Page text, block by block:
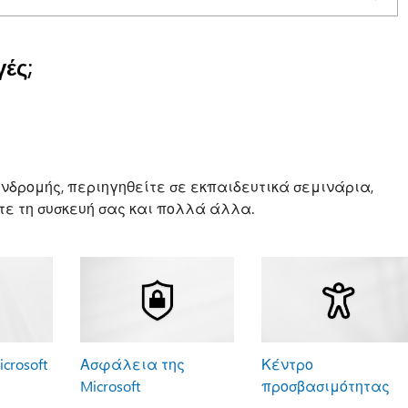
περιηγηθείτε σε εκπαιδευτικά σεμινάρια,
τη συσκευή σας και πολλά άλλα.
Ασφάλεια της
Microsoft
Κέντρο
προσβασιμότητας